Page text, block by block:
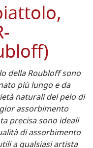
della Roubloff sono
più lungo e da
naturali del pelo di
assorbimento
precisa sono ideali
di assorbimento
a qualsiasi artista